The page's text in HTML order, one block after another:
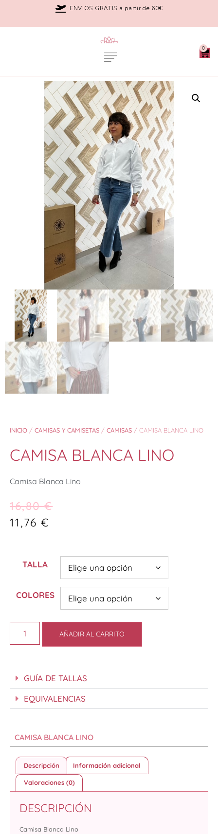
ENVIOS GRATIS a partir de 60€
0
INICIO / CAMISAS Y CAMISETAS / CAMISAS / CAMISA BLANCA LINO
CAMISA BLANCA LINO
Camisa Blanca Lino
16,80€
11,76€
TALLA
COLORES
AÑADIR AL CARRITO
GUÍA DE TALLAS
EQUIVALENCIAS
CAMISA BLANCA LINO
Descripción Información adicional
Valoraciones (0)
DESCRIPCIÓN
Camisa Blanca Lino